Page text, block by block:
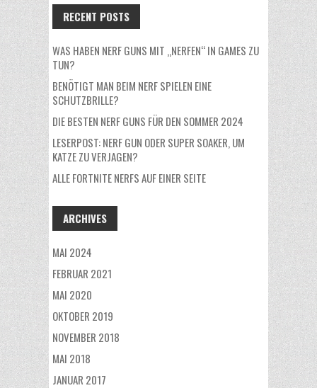
RECENT POSTS
WAS HABEN NERF GUNS MIT „NERFEN“ IN GAMES ZU
TUN?
BENÖTIGT MAN BEIM NERF SPIELEN EINE
SCHUTZBRILLE?
DIE BESTEN NERF GUNS FÜR DEN SOMMER 2024
LESERPOST: NERF GUN ODER SUPER SOAKER, UM
KATZE ZU VERJAGEN?
ALLE FORTNITE NERFS AUF EINER SEITE
ARCHIVES
MAI 2024
FEBRUAR 2021
MAI 2020
OKTOBER 2019
NOVEMBER 2018
MAI 2018
JANUAR 2017